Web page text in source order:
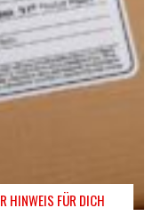
HINWEIS FÜR DICH